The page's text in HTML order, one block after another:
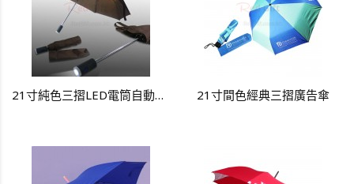
21寸純色三摺LED電筒自動開關廣告傘 21寸間色經典三摺廣告傘